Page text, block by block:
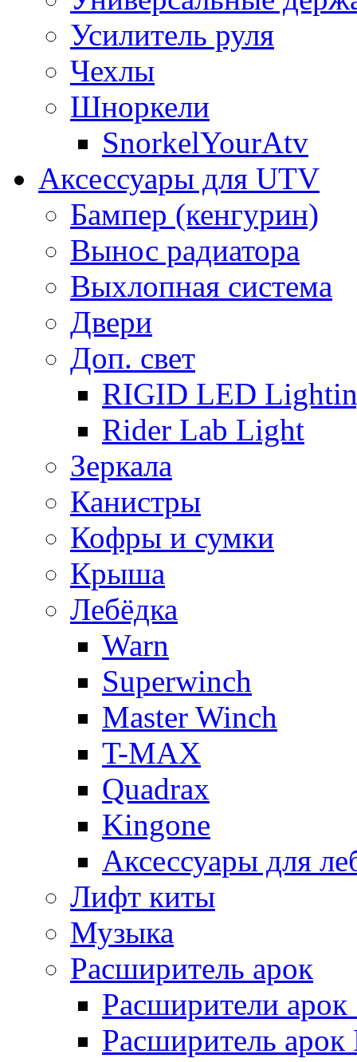
Усилитель руля
Чехлы
Шноркели
SnorkelYourAtv
Аксессуары для UTV
Бампер (кенгурин)
Вынос радиатора
Выхлопная система
Двери
Доп. свет
RIGID LED
Rider Lab Light
Зеркала
Канистры
Кофры и сумки
Крыша
Лебёдка
Warn
Superwinch
Master Winch
T-MAX
Quadrax
Kingone
Аксессуары для
Лифт киты
Музыка
Расширитель арок
Расширители
Расширитель